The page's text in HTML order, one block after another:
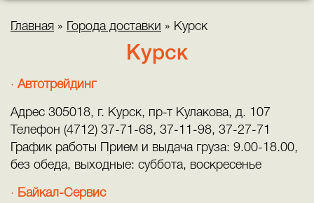
Главная » Города доставки » Курск
Курск
Автотрейдинг
Адрес 305018, г. Курск, пр-т Кулакова, д. 107
Телефон (4712) 37-71-68, 37-11-98, 37-27-71
График работы Прием и выдача груза: 9.00-18.00,
без обеда, выходные: суббота, воскресенье
Байкал-Сервис